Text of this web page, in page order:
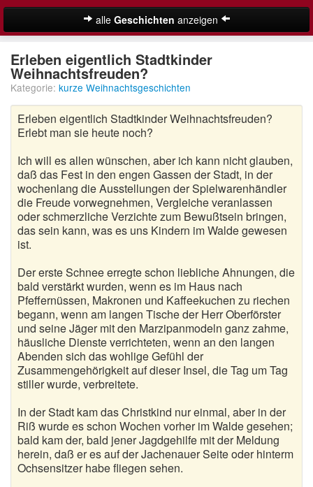
alle Geschichten anzeigen
Adventsgeschichten
Besinnliche Weihnachtsgeschichten
Kurze Weihnachtsgeschichten
Lustige Weihnachtsgeschichten
Moderne Weihnachtsgeschichten
Weihnachtsgeschichten für Kinder
Weihnachtsmärchen
Adventskalender
Suche
Erleben eigentlich Stadtkinder
Weihnachtsfreuden?
Kategorie: kurze Weihnachtsgeschichten
Erleben eigentlich Stadtkinder Weihnachtsfreuden?
Erlebt man sie heute noch?
Ich will es allen wünschen, aber ich kann nicht glauben,
daß das Fest in den engen Gassen der Stadt, in der
wochenlang die Ausstellungen der Spielwarenhändler
die Freude vorwegnehmen, Vergleiche veranlassen
oder schmerzliche Verzichte zum Bewußtsein bringen,
das sein kann, was es uns Kindern im Walde gewesen
ist.
Der erste Schnee erregte schon liebliche Ahnungen, die
bald verstärkt wurden, wenn es im Haus nach
Pfeffernüssen, Makronen und Kaffeekuchen zu riechen
begann, wenn am langen Tische der Herr Oberförster
und seine Jäger mit den Marzipanmodeln ganz zahme,
häusliche Dienste verrichteten, wenn an den langen
Abenden sich das wohlige Gefühl der
Zusammengehörigkeit auf dieser Insel, die Tag um Tag
stiller wurde, verbreitete.
In der Stadt kam das Christkind nur einmal, aber in der
Riß wurde es schon Wochen vorher im Walde gesehen;
bald kam der, bald jener Jagdgehilfe mit der Meldung
herein, daß er es auf der Jachenauer Seite oder hinterm
Ochsensitzer habe fliegen sehen.